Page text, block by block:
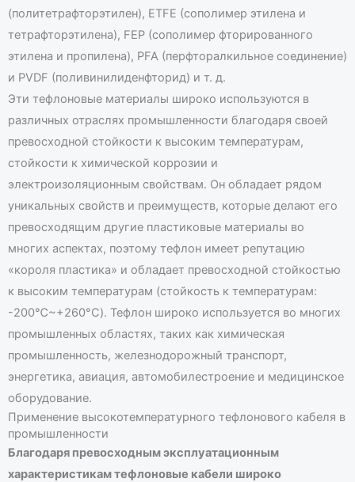
(политетрафторэтилен), ETFE (сополимер этилена и
тетрафторэтилена), FEP (сополимер фторированного
этилена и пропилена), PFA (перфторалкильное соединение)
и PVDF (поливинилиденфторид) и т. д.
Эти тефлоновые материалы широко используются в
различных отраслях промышленности благодаря своей
превосходной стойкости к высоким температурам,
стойкости к химической коррозии и
электроизоляционным свойствам. Он обладает рядом
уникальных свойств и преимуществ, которые делают его
превосходящим другие пластиковые материалы во
многих аспектах, поэтому тефлон имеет репутацию
«короля пластика» и обладает превосходной стойкостью
к высоким температурам (стойкость к температурам:
-200℃~+260°C). Тефлон широко используется во многих
промышленных областях, таких как химическая
промышленность, железнодорожный транспорт,
энергетика, авиация, автомобилестроение и медицинское
оборудование.
Применение высокотемпературного тефлонового кабеля в
промышленности
Благодаря превосходным эксплуатационным
характеристикам тефлоновые кабели широко